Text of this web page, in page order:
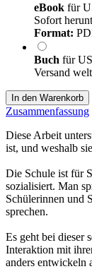
eBook für
Sofort
Format:
Buch für
Versand
In den Warenkorb
Zusammenfassung
Diese Arbeit
ist, und weshalb
Die Schule ist für
sozialisiert. Man
Schülerinnen und
sprechen.
Es geht bei dieser
Interaktion mit
anders entwickeln